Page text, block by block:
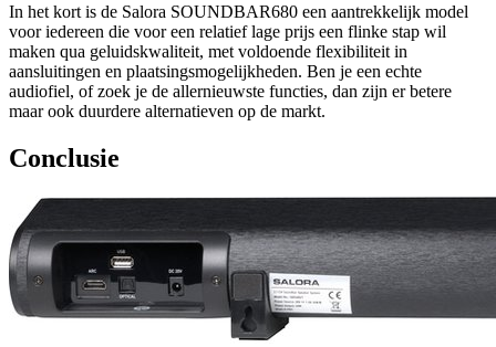
In het kort is de Salora SOUNDBAR680 een aantrekkelijk model
voor iedereen die voor een relatief lage prijs een flinke stap wil
maken qua geluidskwaliteit, met voldoende flexibiliteit in
aansluitingen en plaatsingsmogelijkheden. Ben je een echte
audiofiel, of zoek je de allernieuwste functies, dan zijn er betere
maar ook duurdere alternatieven op de markt.
Conclusie